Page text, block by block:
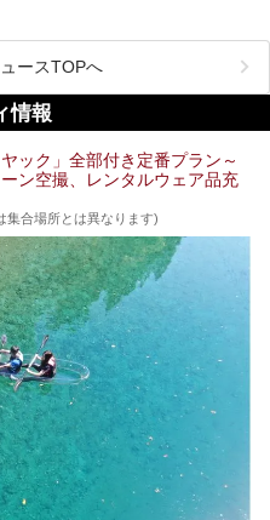
泉に入ってから向かうことをオスス
も車で４０分、山を降りていかねばな
帰りに立ち寄るのもおすすめです。
ょう。
の人口の半分が集まっているにぎや
も多いかと思いますが、昔ながらの老
あるのですよ。
気に営業中なので観光がてら訪問し
う？
ましょう♪
ースTOPへ
情報
ック」全部付き定番プラン～
ン空撮、レンタルウェア品充
集合場所とは異なります)